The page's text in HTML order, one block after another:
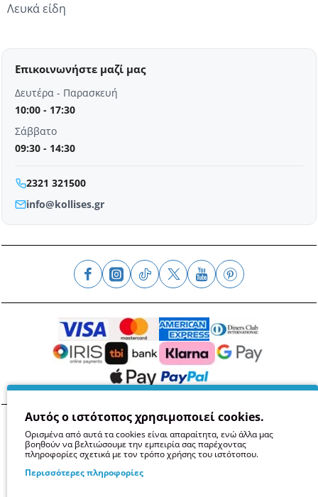
Λευκά είδη
Επικοινωνήστε μαζί μας
Δευτέρα - Παρασκευή
10:00 - 17:30
Σάββατο
09:30 - 14:30
2321 321500
info@kollises.gr
ΌροιΑπόρρητοΑσφάλειαGDPR Cookies
Αυτός ο ιστότοπος χρησιμοποιεί cookies.
Ορισμένα από αυτά τα cookies είναι απαραίτητα, ενώ άλλα μας
βοηθούν να βελτιώσουμε την εμπειρία σας παρέχοντας
πληροφορίες σχετικά με τον τρόπο χρήσης του ιστότοπου.
Περισσότερες πληροφορίες